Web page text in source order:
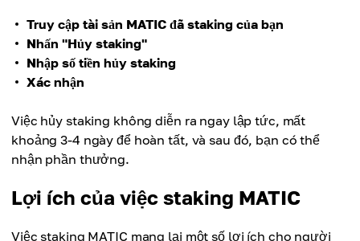
Truy cập tài sản MATIC đã staking của bạn
Nhấn "Hủy staking"
Nhập số tiền hủy staking
Xác nhận
Việc hủy staking không diễn ra ngay lập tức, mất
khoảng 3-4 ngày để hoàn tất, và sau đó, bạn có thể
nhận phần thưởng.
Lợi ích của việc staking MATIC
Việc staking MATIC mang lại một số lợi ích cho người